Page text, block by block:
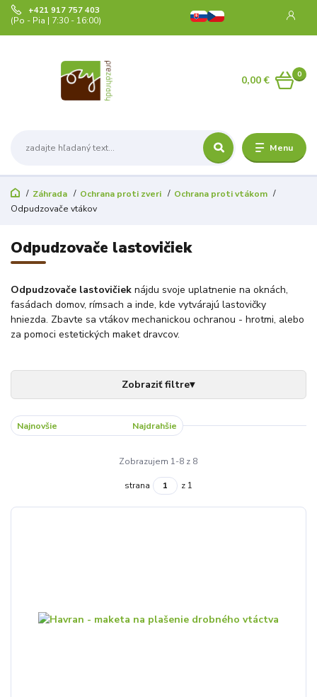
Menu
+421 917 757 403
(Po - Pia | 7:30 - 16:00)
0
0,00 €
Záhrada Ochrana proti zveri
Ochrana proti vtákom
Odpudzovače vtákov
Odpudzovače lastovičiek
Odpudzovače lastovičiek nájdu svoje uplatnenie na oknách,
fasádach domov, rímsach a inde, kde vytvárajú lastovičky
hniezda. Zbavte sa vtákov mechanickou ochranou - hrotmi, alebo
za pomoci estetických maket dravcov.
Najnovšie Najdrahšie
Zobrazujem 1-8 z 8
strana z 1